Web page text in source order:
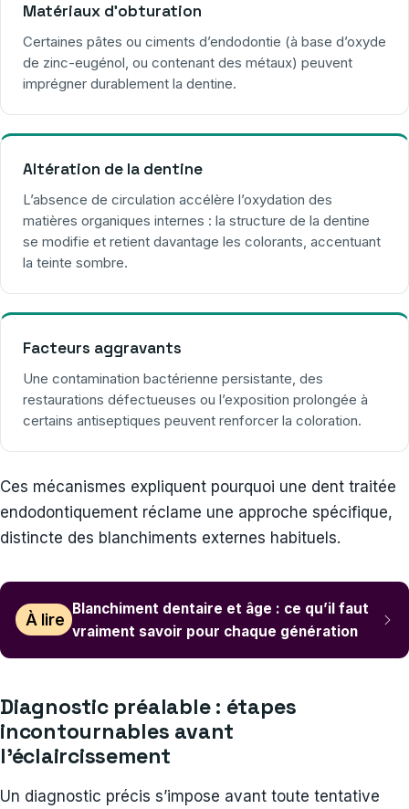
Matériaux d’obturation
Certaines pâtes ou ciments d’endodontie (à base d’oxyde
de zinc-eugénol, ou contenant des métaux) peuvent
imprégner durablement la dentine.
Altération de la dentine
L’absence de circulation accélère l’oxydation des
matières organiques internes : la structure de la dentine
se modifie et retient davantage les colorants, accentuant
la teinte sombre.
Facteurs aggravants
Une contamination bactérienne persistante, des
restaurations défectueuses ou l’exposition prolongée à
certains antiseptiques peuvent renforcer la coloration.
Ces mécanismes expliquent pourquoi une dent traitée
endodontiquement réclame une approche spécifique,
distincte des blanchiments externes habituels.
À lire
Blanchiment dentaire et âge : ce qu’il faut
vraiment savoir pour chaque génération
Diagnostic préalable : étapes
incontournables avant
l’éclaircissement
Un diagnostic précis s’impose avant toute tentative